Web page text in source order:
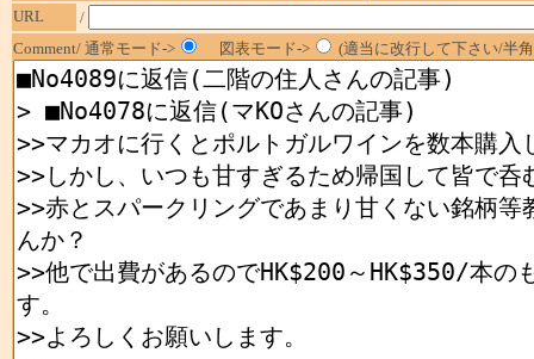
URL
/
Comment/ 通常モード->
図表モード-> (適当に改行して下さい/半